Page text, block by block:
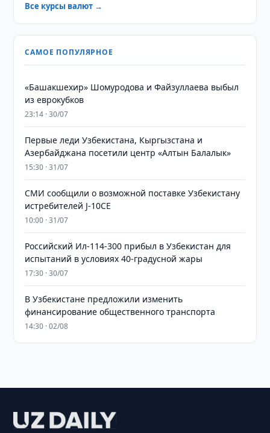
Все курсы валют →
САМОЕ ПОПУЛЯРНОЕ
«Башакшехир» Шомуродова и Файзуллаева выбыл
из еврокубков
23:14 · 30/07
Первые леди Узбекистана, Кыргызстана и
Азербайджана посетили центр «Алтын Балалык»
15:30 · 31/07
СМИ сообщили о возможной поставке Узбекистану
истребителей J-10CE
10:00 · 31/07
Российский Ил-114-300 прибыл в Узбекистан для
испытаний в условиях 40-градусной жары
17:30 · 30/07
В Узбекистане предложили изменить
финансирование общественного транспорта
14:30 · 02/08